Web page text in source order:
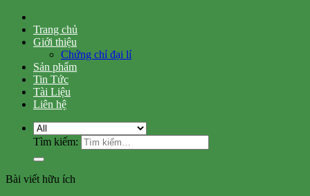
Trang chủ
Giới thiệu
Chứng chỉ đại lí
Sản phẩm
Tin Tức
Tài Liệu
Liên hệ
Tìm kiếm:
Bài viết hữu ích